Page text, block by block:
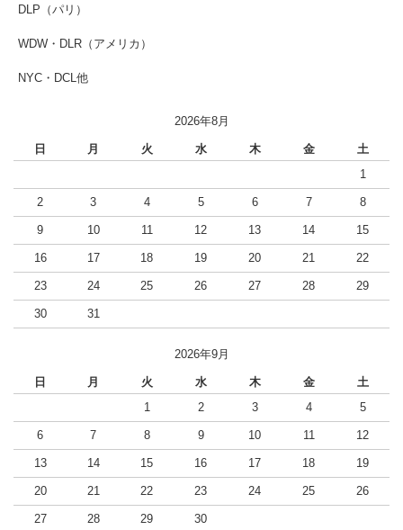
DLP（パリ）
WDW・DLR（アメリカ）
NYC・DCL他
2026年8月
日 月 火 水 木 金
土
1
2 3 4 5 6 7 8
9 10 11 12 13 14 15
16 17 18 19 20 21 22
23 24 25 26 27 28 29
30 31
2026年9月
日 月 火 水 木 金
土
1
2 3 4 5
6 7 8 9 10 11 12
13 14 15 16 17 18 19
20 21 22 23 24 25 26
27 28 29 30